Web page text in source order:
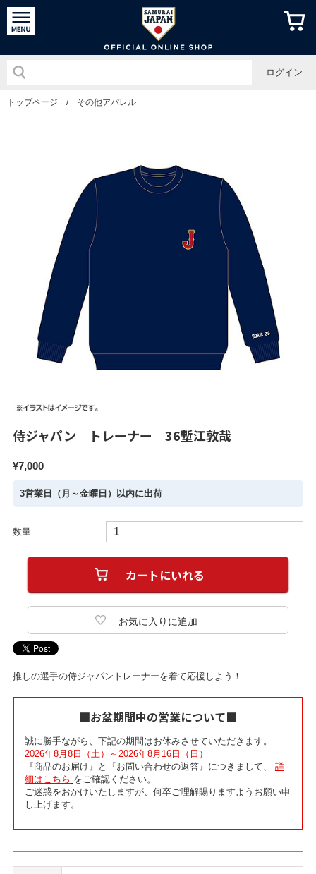
侍ジャパ
ログイン
トップページ / その他アパレル
侍ジャパン トレーナー 36塹江敦哉
¥7,000
3営業日（月～金曜日）以内に出荷
数量
推しの選手の侍ジャパントレーナーを着て応援しよう！
■お盆期間中の営業について■
誠に勝手ながら、下記の期間はお休みさせていただきます。
2026年8月8日（土）～2026年8月16日（日）
『商品のお届け』と『お問い合わせの返答』につきまして、 詳
細はこちら をご確認ください。
ご迷惑をおかけいたしますが、何卒ご理解賜りますようお願い申
し上げます。